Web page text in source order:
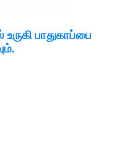
உருகி பாதுகாப்பை